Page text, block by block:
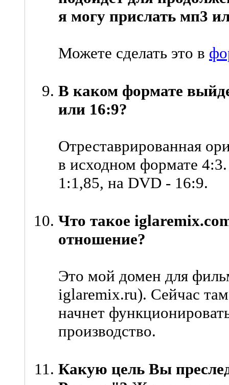
я могу прислать мп3
Можете сделать это в
В каком формате
или 16:9?
Отреставрированная
в исходном формате
1:1,85, на DVD - 16:9.
Что такое
отношение?
Это мой домен для
iglaremix.ru). Сейчас там
начнет
производство.
Какую цель Вы